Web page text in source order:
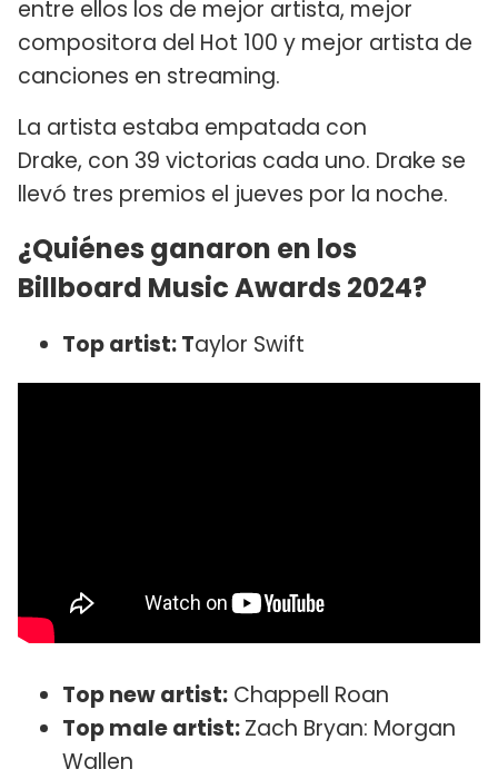
entre ellos los de mejor artista, mejor
compositora del Hot 100 y mejor artista de
canciones en streaming.
La artista estaba empatada con
Drake, con 39 victorias cada uno. Drake se
llevó tres premios el jueves por la noche.
¿Quiénes ganaron en los
Billboard Music Awards 2024?
Top artist: Taylor Swift
Top new artist: Chappell Roan
Top male artist:Zach Bryan: Morgan
Wallen